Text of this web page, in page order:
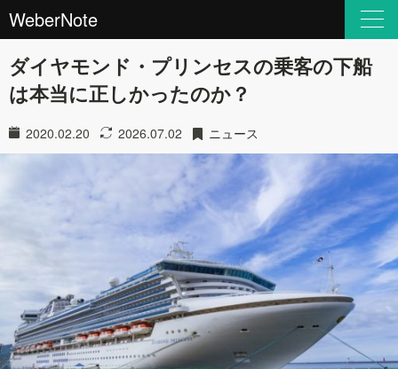
WeberNote
ダイヤモンド・プリンセスの乗客の下船
は本当に正しかったのか？
2020.02.20 2026.07.02 ニュース